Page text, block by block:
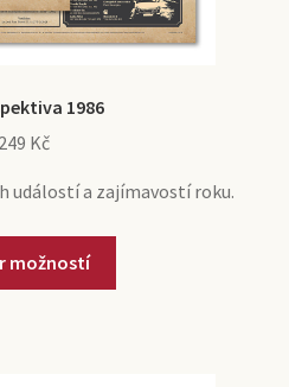
1986
249 Kč
událostí a zajímavostí roku.
možností